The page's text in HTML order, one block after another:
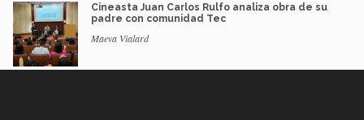
Cineasta Juan Carlos Rulfo analiza obra de su
padre con comunidad Tec
Maeva Vialard